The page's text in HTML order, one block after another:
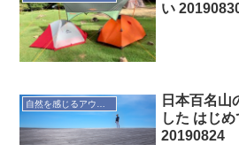
い
自然を感じるアウトドア
日本百名山
した はじ
20190824